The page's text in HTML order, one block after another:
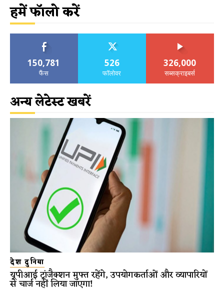
हमें फॉलो करें
150,781
फैंस
526
फॉलोवर
326,000
सब्सक्राइबर्स
अन्य लेटेस्ट खबरें
देश दुनिया
यूपीआई ट्रांजैक्शन मुफ्त रहेंगे, उपयोगकर्ताओं और व्यापारियों
से चार्ज नहीं लिया जाएगा!